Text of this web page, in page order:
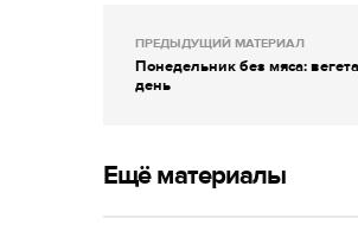
ПРЕДЫДУЩИЙ МАТЕРИАЛ
Понедельник без мяса:
день
Ещё материалы